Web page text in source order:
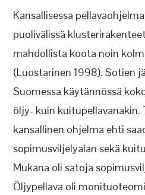
Kansallisessa
puolivälissä
mahdollista koota noin
(Luostarinen 1998). Sotien
Suomessa käytännössä
öljy- kuin kuitupellavanakin.
kansallinen ohjelma ehti
sopimusviljelyalan sekä
Mukana oli satoja
Öljypellava oli